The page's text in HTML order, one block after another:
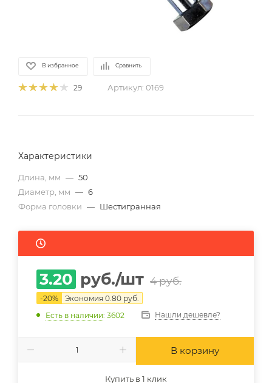
В избранное Сравнить
29 Артикул: 0169
Характеристики
Длина, мм — 50
Диаметр, мм — 6
Форма головки — Шестигранная
3.20 руб./шт 4руб.
-20% Экономия 0.80 руб.
Есть в наличии: 3602 Нашли дешевле?
В корзину
Купить в 1 клик